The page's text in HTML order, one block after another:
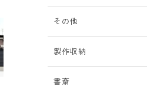
その他
製作収納
書斎